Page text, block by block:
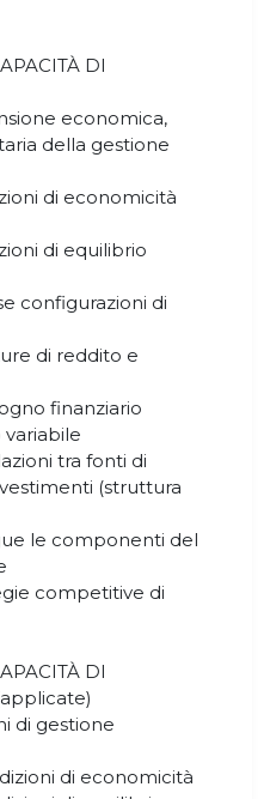
DI
economica,
della gestione
di economicità
di equilibrio
configurazioni di
di reddito e
finanziario
tra fonti di
(struttura
le componenti del
competitive di
DI
di gestione
di economicità